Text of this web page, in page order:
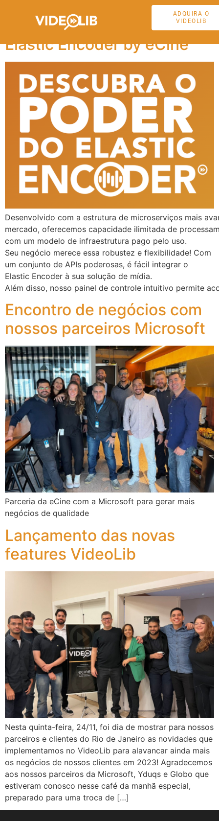
ADQUIRA O
VIDEOLIB
Tag:ecine
Elastic Encoder by eCine
Desenvolvido com a estrutura de microserviços mais
mercado, oferecemos capacidade ilimitada de
com um modelo de infraestrutura pago pelo uso. ​
Seu negócio merece essa robustez e flexibilidade!​ Com
um conjunto de APIs poderosas, é fácil integrar o
Elastic Encoder à sua solução de mídia.
Além disso, nosso painel de controle intuitivo permite
Encontro de negócios com
nossos parceiros Microsoft
Parceria da eCine com a Microsoft para gerar mais
negócios de qualidade
Lançamento das novas
features VideoLib
Nesta quinta-feira, 24/11, foi dia de mostrar para nossos
parceiros e clientes do Rio de Janeiro as novidades que
implementamos no VideoLib para alavancar ainda mais
os negócios de nossos clientes em 2023! Agradecemos
aos nossos parceiros da Microsoft, Yduqs e Globo que
estiveram conosco nesse café da manhã especial,
preparado para uma troca de […]